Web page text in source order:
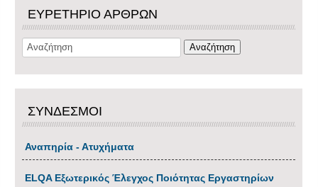
ΕΥΡΕΤΗΡΙΟ ΑΡΘΡΩΝ
ΣΥΝΔΕΣΜΟΙ
Αναπηρία - Ατυχήματα
ΕLQA Εξωτερικός Έλεγχος Ποιότητας Εργαστηρίων